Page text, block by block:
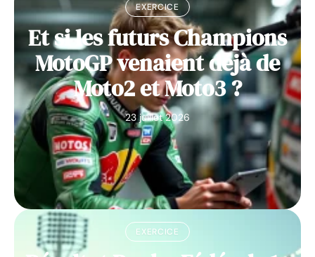
EXERCICE
Et si les futurs Champions
MotoGP venaient déjà de
Moto2 et Moto3 ?
23 juillet 2026
EXERCICE